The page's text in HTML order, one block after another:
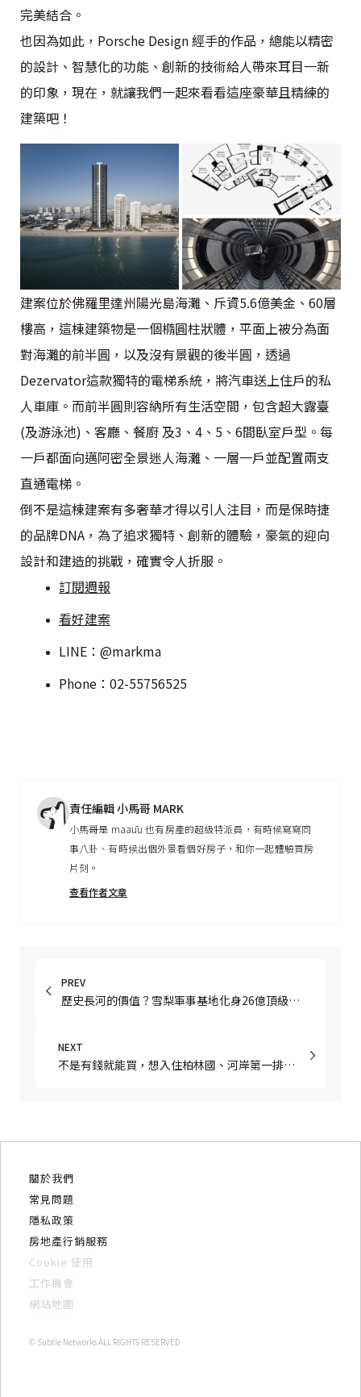
完美結合。
也因為如此，Porsche Design 經手的作品，總能以精密
的設計、智慧化的功能、創新的技術給人帶來耳目一新
的印象，現在，就讓我們一起來看看這座豪華且精練的
建築吧！
建案位於佛羅里達州陽光島海灘、斥資5.6億美金、60層
樓高，這棟建築物是一個橢圓柱狀體，平面上被分為面
對海灘的前半圓，以及沒有景觀的後半圓，透過
Dezervator這款獨特的電梯系統，將汽車送上住戶的私
人車庫。而前半圓則容納所有生活空間，包含超大露臺
(及游泳池)、客廳、餐廚 及3、4、5、6間臥室戶型。每
一戶都面向邁阿密全景迷人海灘、一層一戶並配置兩支
直通電梯。
倒不是這棟建案有多奢華才得以引人注目，而是保時捷
的品牌DNA，為了追求獨特、創新的體驗，豪氣的迎向
設計和建造的挑戰，確實令人折服。
訂閱週報
看好建案
LINE：@markma
Phone：02-55756525
責任編輯 小馬哥 MARK
小馬哥是 maaūu 也有房產的超級特派員，有時候寫寫同
事八卦、有時候出個外景看個好房子，和你一起體驗買房
片刻。
查看作者文章
PREV
歷史長河的價值？雪梨軍事基地化身26億頂級住
NEXT
不是有錢就能買，想入住柏林國、河岸第一排建
關於我們
常見問題
隱私政策
房地產行銷服務
Cookie 使用
工作機會
網站地圖
© Subtle Networks ALL RIGHTS RESERVED